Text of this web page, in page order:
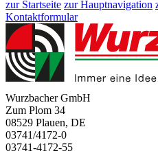
zur Startseite zur Hauptnavigation
Kontaktformular
Wurzbacher GmbH
Zum Plom 34
08529 Plauen, DE
03741/4172-0
03741-4172-55